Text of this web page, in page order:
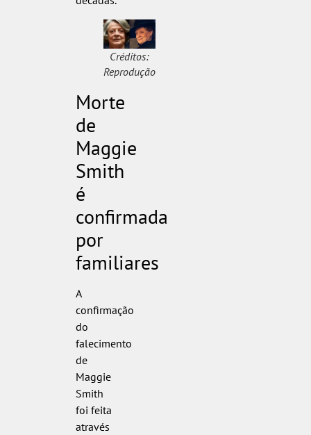
Créditos:
Reprodução
Morte
de
Maggie
Smith
é
confirmada
por
familiares
A
confirmação
do
falecimento
de
Maggie
Smith
foi feita
através